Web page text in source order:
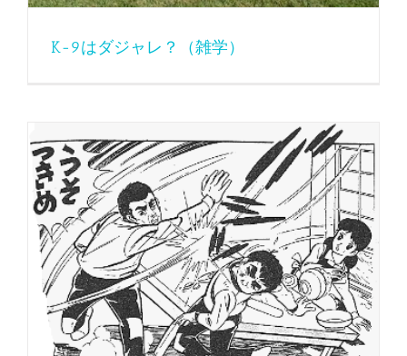
K-9はダジャレ？（雑学）